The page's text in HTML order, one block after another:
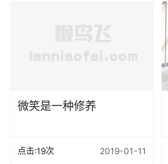
微笑是一种修养
点击:19次 2019-01-11